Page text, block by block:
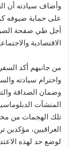
وأضاف سيادته أن
على حماية ضيوفه
أجل طي صفحة
الاقتصادية
من جانبهم أكد
واحترام سيادته
وضمان الصداقة
المنشآت
تلك الهجمات من
العراقيين، مؤكدين
لوضع حد لهذه